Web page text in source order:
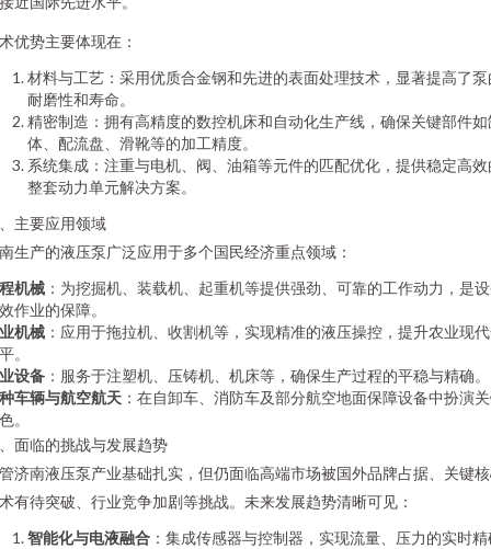
优势主要体现在：
材料与工艺：采用优质合金钢和先进的表面处理技术，显著提高了泵
耐磨性和寿命。
精密制造：拥有高精度的数控机床和自动化生产线，确保关键部件如
体、配流盘、滑靴等的加工精度。
系统集成：注重与电机、阀、油箱等元件的匹配优化，提供稳定高效
整套动力单元解决方案。
主要应用领域
生产的液压泵广泛应用于多个国民经济重点领域：
机械 ：为挖掘机、装载机、起重机等提供强劲、可靠的工作动力，是
作业的保障。
机械 ：应用于拖拉机、收割机等，实现精准的液压操控，提升农业现
。
设备 ：服务于注塑机、压铸机、机床等，确保生产过程的平稳与精确。
车辆与航空航天 ：在自卸车、消防车及部分航空地面保障设备中扮演
。
面临的挑战与发展趋势
济南液压泵产业基础扎实，但仍面临高端市场被国外品牌占据、关键
有待突破、行业竞争加剧等挑战。未来发展趋势清晰可见：
智能化与电液融合 ：集成传感器与控制器，实现流量、压力的实时